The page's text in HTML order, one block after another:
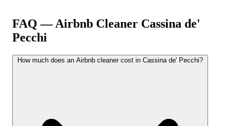
FAQ — Airbnb Cleaner Cassina de'
Pecchi
How much does an Airbnb cleaner cost in Cassina de' Pecchi?